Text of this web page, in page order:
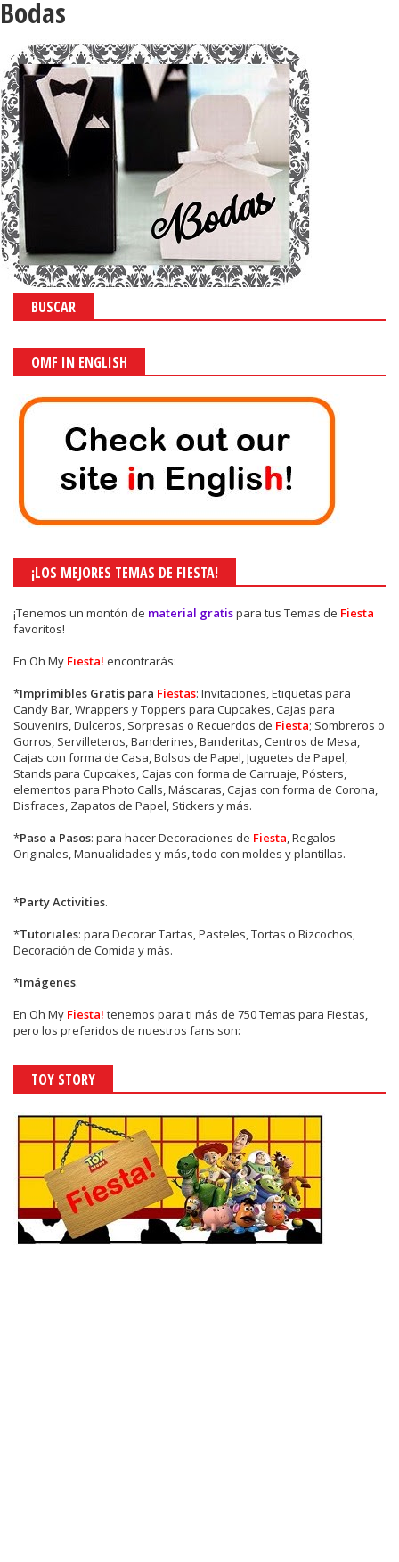
Bodas
BUSCAR
OMF IN ENGLISH
¡LOS MEJORES TEMAS DE FIESTA!
¡Tenemos un montón de material gratispara tus Temas de Fiesta
favoritos!
En Oh My Fiesta! encontrarás:
*Imprimibles Gratis para Fiestas: Invitaciones, Etiquetas para
Candy Bar, Wrappers y Toppers para Cupcakes, Cajas para
Souvenirs, Dulceros, Sorpresas o Recuerdos de Fiesta; Sombreros o
Gorros, Servilleteros, Banderines, Banderitas, Centros de Mesa,
Cajas con forma de Casa, Bolsos de Papel, Juguetes de Papel,
Stands para Cupcakes, Cajas con forma de Carruaje, Pósters,
elementos para Photo Calls, Máscaras, Cajas con forma de Corona,
Disfraces, Zapatos de Papel, Stickers y más.
*Paso a Pasos: para hacer Decoraciones de Fiesta, Regalos
Originales, Manualidades y más, todo con moldes y plantillas.
*Party Activities.
*Tutoriales: para Decorar Tartas, Pasteles, Tortas o Bizcochos,
Decoración de Comida y más.
*Imágenes.
En Oh My Fiesta! tenemos para ti más de 750 Temas para Fiestas,
pero los preferidos de nuestros fans son:
TOY STORY